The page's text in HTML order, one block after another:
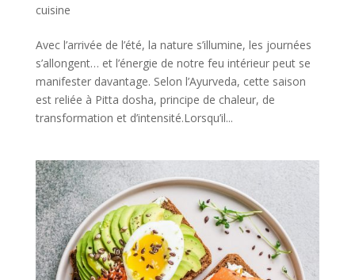
cuisine
Avec l’arrivée de l’été, la nature s’illumine, les journées
s’allongent… et l’énergie de notre feu intérieur peut se
manifester davantage. Selon l’Ayurveda, cette saison
est reliée à Pitta dosha, principe de chaleur, de
transformation et d’intensité.Lorsqu’il...